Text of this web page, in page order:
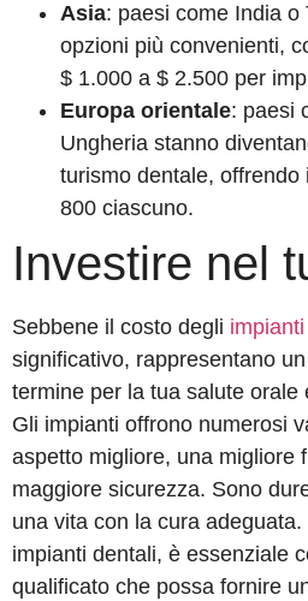
Asia: paesi come India
opzioni più convenienti,
$ 1.000 a $ 2.500 per
Europa orientale: paesi
Ungheria stanno
turismo dentale,
800 ciascuno.
Investire nel
Sebbene il costo degli
significativo, rappresentano
termine per la tua salute orale
Gli impianti offrono numerosi
aspetto migliore, una migliore
maggiore sicurezza. Sono
una vita con la cura
impianti dentali, è essenziale
qualificato che possa fornire